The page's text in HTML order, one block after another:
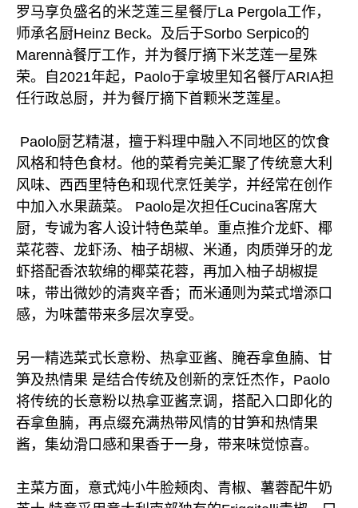
罗马享负盛名的米芝莲三星餐厅La Pergola工作，
师承名厨Heinz Beck。及后于Sorbo Serpico的
Marennà餐厅工作，并为餐厅摘下米芝莲一星殊
荣。自2021年起，Paolo于拿坡里知名餐厅ARIA担
任行政总厨，并为餐厅摘下首颗米芝莲星。
Paolo厨艺精湛，擅于料理中融入不同地区的饮食
风格和特色食材。他的菜肴完美汇聚了传统意大利
风味、西西里特色和现代烹饪美学，并经常在创作
中加入水果蔬菜。 Paolo是次担任Cucina客席大
厨，专诚为客人设计特色菜单。重点推介龙虾、椰
菜花蓉、龙虾汤、柚子胡椒、米通，肉质弹牙的龙
虾搭配香浓软绵的椰菜花蓉，再加入柚子胡椒提
味，带出微妙的清爽辛香；而米通则为菜式增添口
感，为味蕾带来多层次享受。
另一精选菜式长意粉、热拿亚酱、腌吞拿鱼腩、甘
笋及热情果 是结合传统及创新的烹饪杰作，Paolo
将传统的长意粉以热拿亚酱烹调，搭配入口即化的
吞拿鱼腩，再点缀充满热带风情的甘笋和热情果
酱，集幼滑口感和果香于一身，带来味觉惊喜。
主菜方面，意式炖小牛脸颊肉、青椒、薯蓉配牛奶